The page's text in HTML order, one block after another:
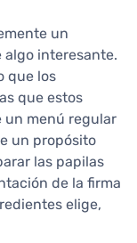
un
algo interesante.
que los
que estos
un menú regular
un propósito
las papilas
de la firma
elige,